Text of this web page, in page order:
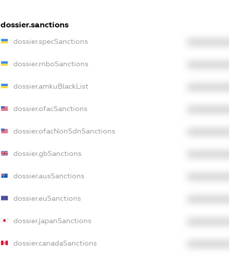
dossier.sanctions
dossier.specSanctions
dossier.rnboSanctions
dossier.amkuBlackList
dossier.ofacSanctions
dossier.ofacNonSdnSanctions
dossier.gbSanctions
dossier.ausSanctions
dossier.euSanctions
dossier.japanSanctions
dossier.canadaSanctions